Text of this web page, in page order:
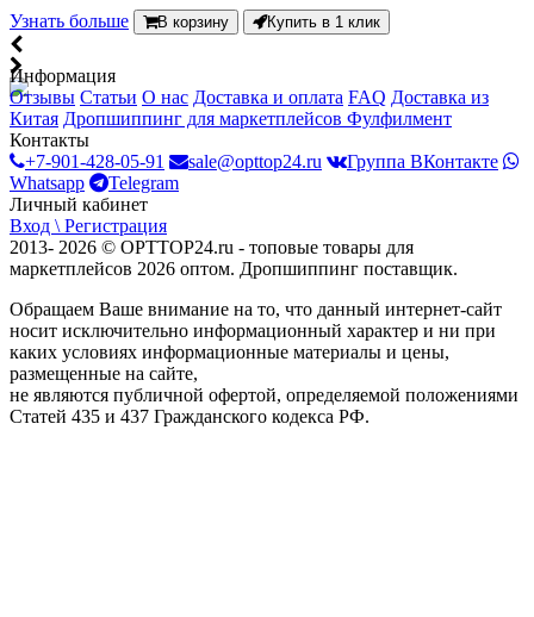
Узнать больше В корзину Купить в 1 клик
Информация
Отзывы Статьи О нас Доставка и оплата FAQ Доставка из
Китая Дропшиппинг для маркетплейсов Фулфилмент
Контакты
+7-901-428-05-91
sale@opttop24.ru
Группа ВКонтакте
Whatsapp
Telegram
Личный кабинет
Вход \ Регистрация
2013- 2026 © OPTTOP24.ru - топовые товары для
маркетплейсов 2026 оптом. Дропшиппинг поставщик.
Обращаем Ваше внимание на то, что данный интернет-сайт
носит исключительно информационный характер и ни при
каких условиях информационные материалы и цены,
размещенные на сайте,
не являются публичной офертой, определяемой положениями
Статей 435 и 437 Гражданского кодекса РФ.